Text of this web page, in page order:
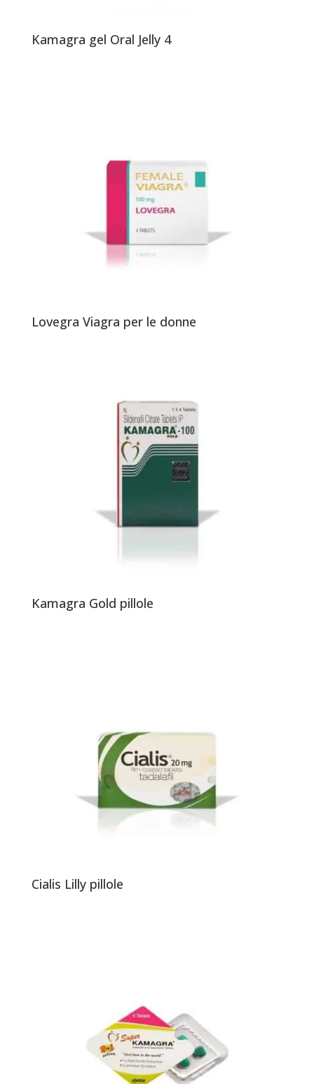
Kamagra gel Oral Jelly 4
Lovegra Viagra per le donne
Kamagra Gold pillole
Cialis Lilly pillole